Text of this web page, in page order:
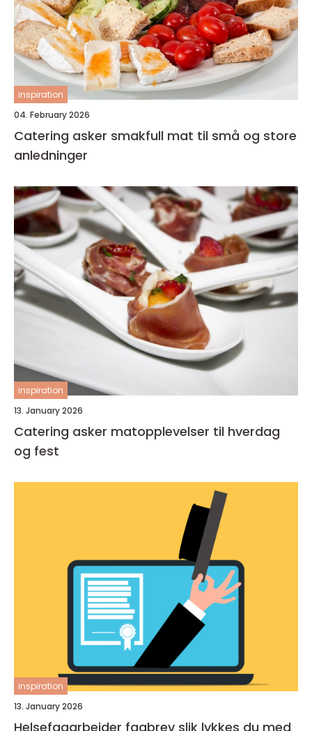
inspiration
04. February 2026
Catering asker smakfull mat til små og store
anledninger
inspiration
13. January 2026
Catering asker matopplevelser til hverdag
og fest
inspiration
13. January 2026
Helsefagarbeider fagbrev slik lykkes du med